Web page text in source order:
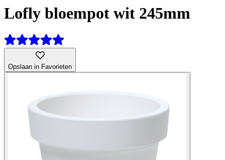
Lofly bloempot wit 245mm
Opslaan in Favorieten